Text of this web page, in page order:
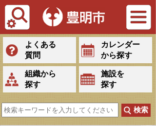
Tiếng Việt
よくある
質問
カレンダー
から探す
組織から
探す
施設を
探す